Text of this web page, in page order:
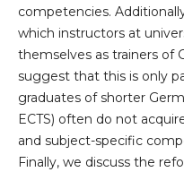
competencies.
which instructors at
themselves as trainers of
suggest that this is only
graduates of shorter
ECTS) often do not
and subject-specific
Finally, we discuss the